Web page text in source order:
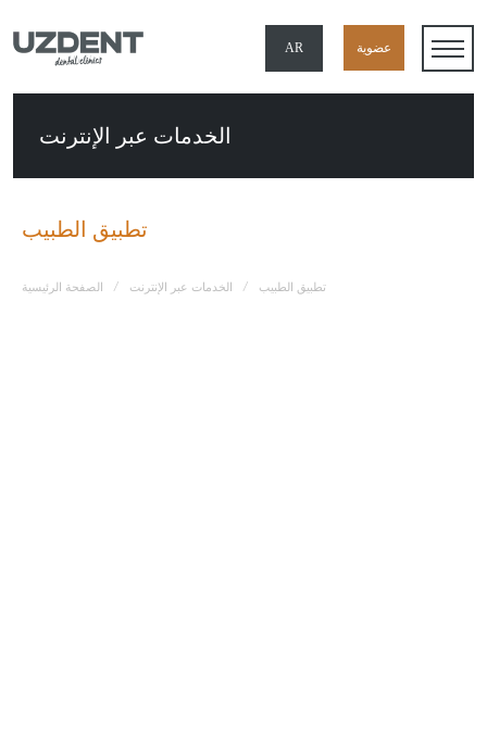
× عضوية AR
TR
الخدمات عبر الإنترنت
تطبيق الطبيب
الصفحة الرئيسية / الخدمات عبر الإنترنت / تطبيق الطبيب